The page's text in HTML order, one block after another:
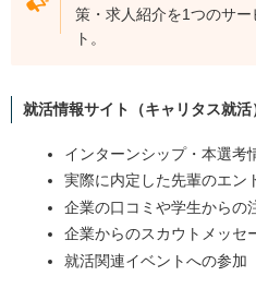
策・求人紹介を1つのサ
ト。
就活情報サイト（キャリタス就活
インターンシップ・本選考
実際に内定した先輩のエン
企業の口コミや学生からの
企業からのスカウトメッセ
就活関連イベントへの参加